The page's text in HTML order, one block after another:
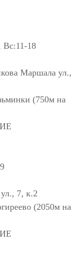
Вс:11-18
Маршала ул.,
(750м на
7, к.2
(2050м на